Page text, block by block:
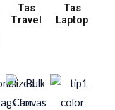
Tas
Travel
Tas
Laptop